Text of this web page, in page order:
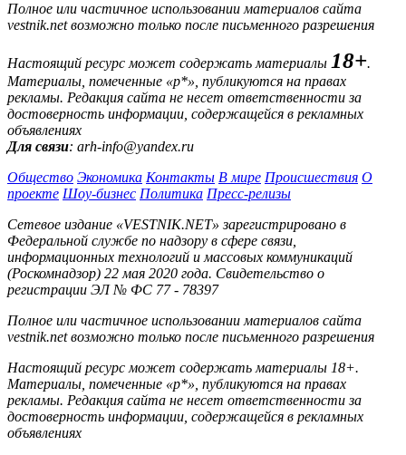
Полное или частичное использовании материалов сайта
vestnik.net возможно только после письменного разрешения
Настоящий ресурс может содержать материалы 18+.
Материалы, помеченные «р*», публикуются на правах
рекламы. Редакция сайта не несет ответственности за
достоверность информации, содержащейся в рекламных
объявлениях
Для связи: arh-info@yandex.ru
Общество Экономика Контакты В мире Происшествия О
проекте Шоу-бизнес Политика Пресс-релизы
Сетевое издание «VESTNIK.NET» зарегистрировано в
Федеральной службе по надзору в сфере связи,
информационных технологий и массовых коммуникаций
(Роскомнадзор) 22 мая 2020 года. Свидетельство о
регистрации ЭЛ № ФС 77 - 78397
Полное или частичное использовании материалов сайта
vestnik.net возможно только после письменного разрешения
Настоящий ресурс может содержать материалы 18+.
Материалы, помеченные «р*», публикуются на правах
рекламы. Редакция сайта не несет ответственности за
достоверность информации, содержащейся в рекламных
объявлениях